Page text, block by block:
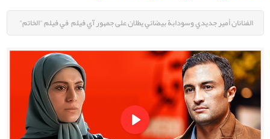
الفنانان أمير جديدي وسودابة بيضائي يطلان على جمهور آي فيلم في فيلم "الخاتم"
Play